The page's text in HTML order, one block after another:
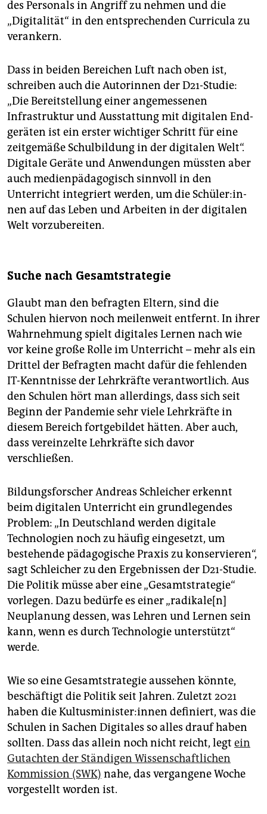
des Personals in Angriff zu nehmen und die
„Digitalität“ in den entsprechenden Curricula zu
verankern.
Dass in beiden Bereichen Luft nach oben ist,
schreiben auch die Autorinnen der D21-Studie:
„Die Bereitstellung einer angemessenen
Infrastruktur und Ausstattung mit digitalen End­
geräten ist ein erster wichtiger Schritt für eine
zeitgemäße Schulbildung in der digitalen Welt“.
Digitale Geräte und Anwendungen müssten aber
auch medienpädagogisch sinnvoll in den
Unterricht integriert werden, um die Schü­le­r:in­
nen auf das Leben und Arbeiten in der digitalen
Welt vorzubereiten.
Suche nach Gesamtstrategie
Glaubt man den befragten Eltern, sind die
Schulen hiervon noch meilenweit entfernt. In ihrer
Wahrnehmung spielt digitales Lernen nach wie
vor keine große Rolle im Unterricht – mehr als ein
Drittel der Befragten macht dafür die fehlenden
IT-Kenntnisse der Lehrkräfte verantwortlich. Aus
den Schulen hört man allerdings, dass sich seit
Beginn der Pandemie sehr viele Lehrkräfte in
diesem Bereich fortgebildet hätten. Aber auch,
dass vereinzelte Lehrkräfte sich davor
verschließen.
Bildungsforscher Andreas Schleicher erkennt
beim digitalen Unterricht ein grundlegendes
Problem: „In Deutschland werden digitale
Technologien noch zu häufig eingesetzt, um
bestehende pädagogische Praxis zu konservieren“,
sagt Schleicher zu den Ergebnissen der D21-Studie.
Die Politik müsse aber eine „Gesamtstrategie“
vorlegen. Dazu bedürfe es einer „radikale[n]
Neuplanung dessen, was Lehren und Lernen sein
kann, wenn es durch Technologie unterstützt“
werde.
Wie so eine Gesamtstrategie aussehen könnte,
beschäftigt die Politik seit Jahren. Zuletzt 2021
haben die Kul­tus­mi­nis­te­r:in­nen definiert, was die
Schulen in Sachen Digitales so alles drauf haben
sollten. Dass das allein noch nicht reicht, legt ein
Gutachten der Ständigen Wissenschaftlichen
Kommission (SWK) nahe, das vergangene Woche
vorgestellt worden ist.